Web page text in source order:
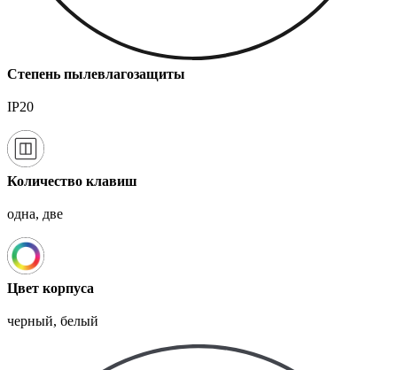
Степень пылевлагозащиты
IP20
Количество клавиш
одна, две
Цвет корпуса
черный, белый